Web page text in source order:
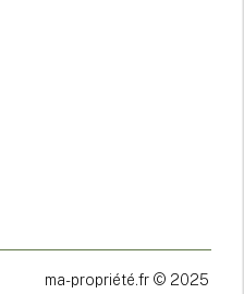
ma-propriété.fr © 2025